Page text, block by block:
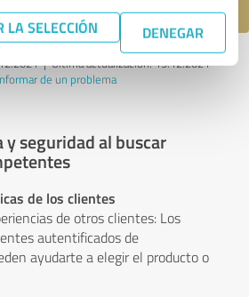
LA SELECCIÓN DENEGAR
|Última actualización: 19.12.2021
de un problema
seguridad al buscar
de los clientes
de otros clientes: Los
autentificados de
ayudarte a elegir el producto o